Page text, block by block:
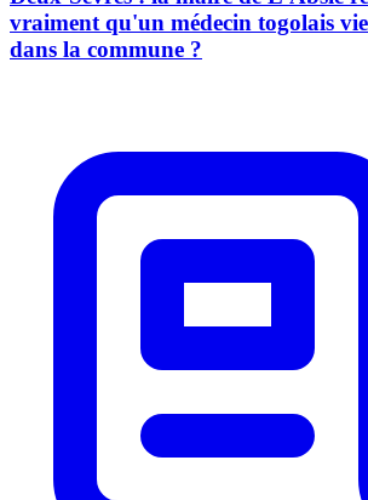
vraiment qu'un médecin togolais
dans la commune ?